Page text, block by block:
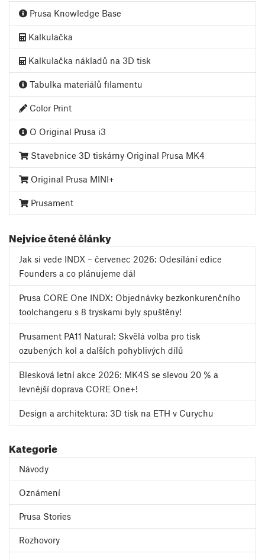
Prusa Knowledge Base
Kalkulačka
Kalkulačka nákladů na 3D tisk
Tabulka materiálů filamentu
Color Print
O Original Prusa i3
Stavebnice 3D tiskárny Original Prusa MK4
Original Prusa MINI+
Prusament
Nejvíce čtené články
Jak si vede INDX – červenec 2026: Odesílání edice
Founders a co plánujeme dál
Prusa CORE One INDX: Objednávky bezkonkurenčního
toolchangeru s 8 tryskami byly spuštěny!
Prusament PA11 Natural: Skvělá volba pro tisk
ozubených kol a dalších pohyblivých dílů
Blesková letní akce 2026: MK4S se slevou 20 % a
levnější doprava CORE One+!
Design a architektura: 3D tisk na ETH v Curychu
Kategorie
Návody
Oznámení
Prusa Stories
Rozhovory